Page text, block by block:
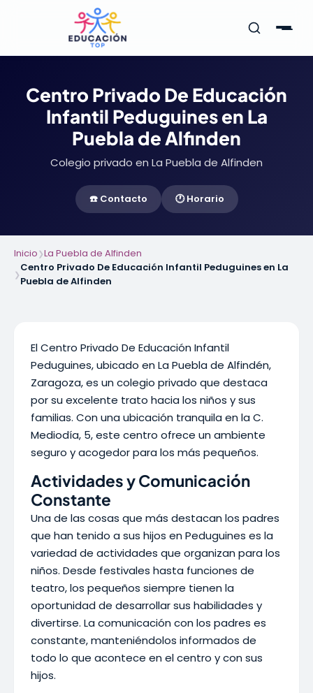
Centro Privado De Educación
Infantil Peduguines en La
Puebla de Alfinden
Colegio privado en La Puebla de Alfinden
☎️ Contacto 🕐 Horario
Inicio❯La Puebla de Alfinden
❯
Centro Privado De Educación Infantil Peduguines en La
Puebla de Alfinden
El Centro Privado De Educación Infantil
Peduguines, ubicado en La Puebla de Alfindén,
Zaragoza, es un colegio privado que destaca
por su excelente trato hacia los niños y sus
familias. Con una ubicación tranquila en la C.
Mediodía, 5, este centro ofrece un ambiente
seguro y acogedor para los más pequeños.
Actividades y Comunicación
Constante
Una de las cosas que más destacan los padres
que han tenido a sus hijos en Peduguines es la
variedad de actividades que organizan para los
niños. Desde festivales hasta funciones de
teatro, los pequeños siempre tienen la
oportunidad de desarrollar sus habilidades y
divertirse. La comunicación con los padres es
constante, manteniéndolos informados de
todo lo que acontece en el centro y con sus
hijos.